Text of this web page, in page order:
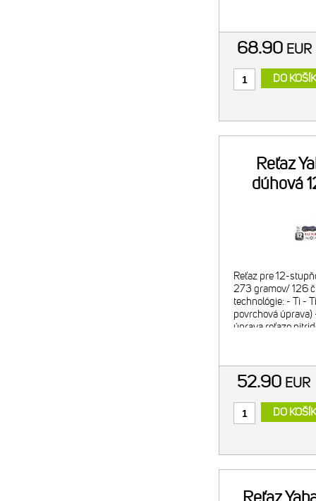
68.90
DO
Reťaz
dúhová
Reťaz pre 12-
273 gramov/ 126
technológie: - Ti -
povrchová
úprava reťaze
52.90 EUR
DO